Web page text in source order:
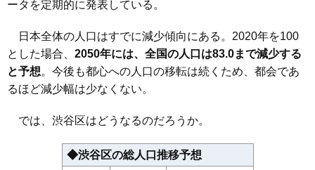
ータを定期的に発表している。
日本全体の人口はすでに減少傾向にある。2020年を100
とした場合、 2050年には、全国の人口は83.0まで減少する
と予想。今後も都心への人口の移転は続くため、都会であ
るほど減少幅は少なくない。
では、渋谷区はどうなるのだろうか。
◆渋谷区の総人口推移予想